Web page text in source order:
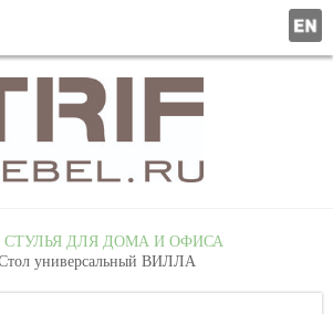
ДЛЯ ДОМА И ОФИСА
универсальный ВИЛЛА